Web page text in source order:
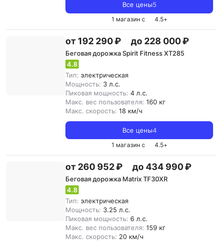
Все цены5
1 магазин с 4.5+
от 192 290 ₽ до 228 000 ₽
Беговая дорожка Spirit Fitness XT285
4.8
Тип: электрическая
Мощность: 3 л.с.
Пиковая мощность: 4 л.с.
Макс. вес пользователя: 160 кг
Макс. скорость: 18 км/ч
Все цены4
1 магазин с 4.5+
от 260 952 ₽ до 434 990 ₽
Беговая дорожка Matrix TF30XR
4.8
Тип: электрическая
Мощность: 3.25 л.с.
Пиковая мощность: 6 л.с.
Макс. вес пользователя: 159 кг
Макс. скорость: 20 км/ч